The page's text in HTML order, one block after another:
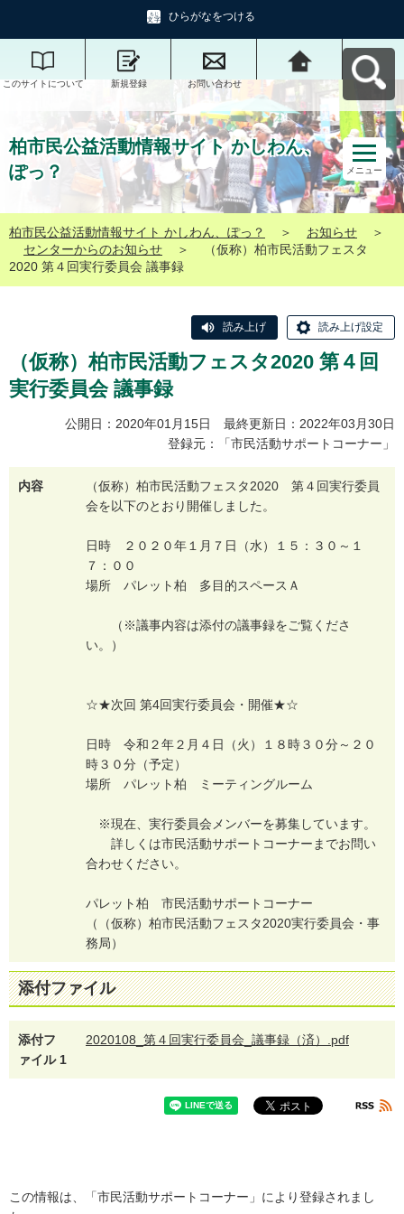
ひらがなをつける
このサイトについて 新規登録 お問い合わせ
柏市民公益活動情報
サイト かしわん、ぽ
っ？へ戻る
柏市民公益活動情報サイト かしわん、
ぽっ？
メニュー
柏市民公益活動情報サイト かしわん、ぽっ？ ＞ お知らせ
＞
センターからのお知らせ
＞
（仮称）柏市民活動フェスタ
2020 第４回実行委員会 議事録
読み上げ 読み上げ設定
（仮称）柏市民活動フェスタ2020 第４回
実行委員会 議事録
公開日：2020年01月15日 最終更新日：2022年03月30日
登録元：「市民活動サポートコーナー」
内容 （仮称） 柏市民活動フ ェ ス タ2020 第４ 回実行委員
会を以下のと お り 開催し ま した 。
日時 ２ ０ ２ ０年 １ 月 ７ 日 （水） １ ５ ： ３ ０ ～ １
７ ： ０ ０
場所 パレッ ト柏 多目 的スペース Ａ
（ ※議事内容は添付の議事録をご覧く ださ
い。 ）
☆★次回 第4回実行委員会 ・ 開催★☆
日時 令和 ２年２ 月 ４ 日 （火 ） １ ８時３ ０分～ ２ ０
時３ ０分 （予定）
場所 パレッ ト柏 ミ ーテ ィ ングルー ム
※現在 実行委員会 メ ンバーを募集しています。
詳し く は市民活動サポー ト コーナー ま でお問い
合わせく ださ い。
パレッ ト柏 市民活動サポー ト コーナー
（
（仮称） 柏市民活動フ ェ ス タ2020実行委員会 ・ 事
務局）
添付ファイル
添付フ
ァイル 1
2020108_第４回実行委員会_議事録（済）.pdf
この情報は、「市民活動サポートコーナー」により登録されまし